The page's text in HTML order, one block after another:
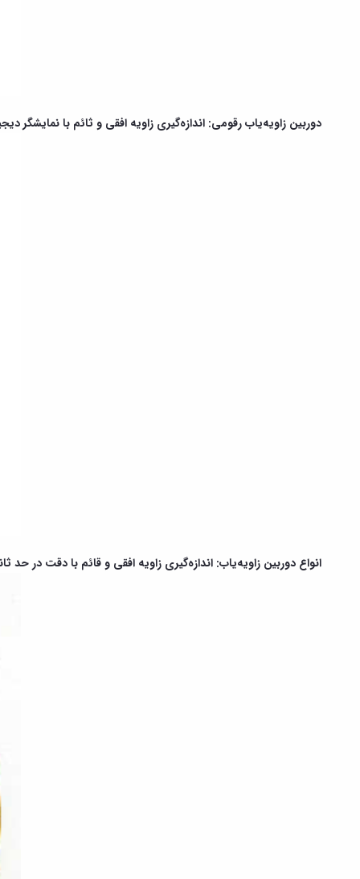
دوربین زاویه‌یاب رقومی: اندازه‌گیری زاویه افقی و ثائم با نمایشگر
انواع دوربین زاویه‌یاب: اندازه‌گیری زاویه افقی و قائم با دقت در حد